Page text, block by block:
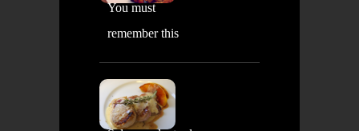
You must
remember this